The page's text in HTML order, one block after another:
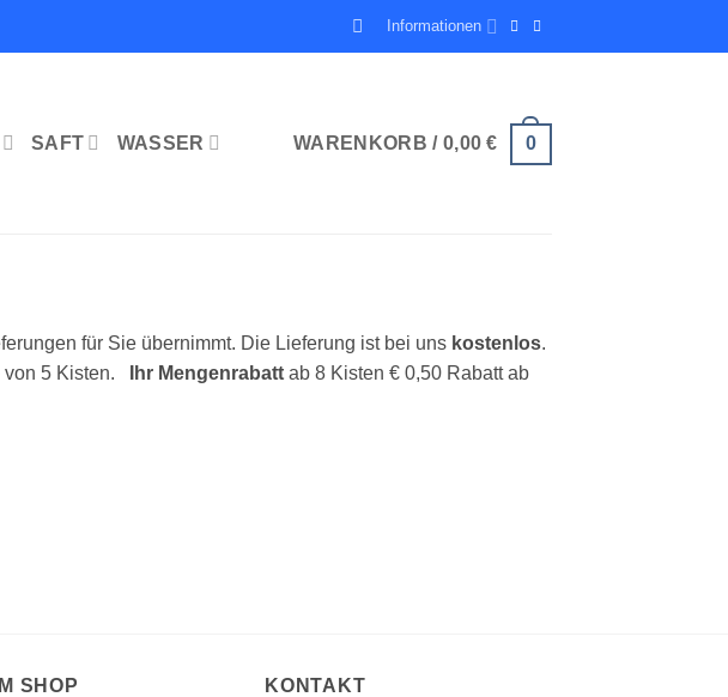
Informationen
SAFT WASSER WARENKORB / 0,00€ 0
für Sie übernimmt. Die Lieferung ist bei uns kostenlos.
von 5 Kisten. Ihr Mengenrabatt ab 8 Kisten € 0,50 Rabatt ab
SHOP KONTAKT